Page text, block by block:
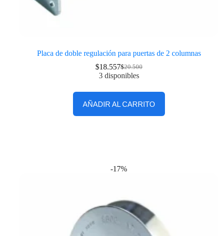
Placa de doble regulación para puertas de 2 columnas
$20.500
$18.557
3 disponibles
AÑADIR AL CARRITO
-17%